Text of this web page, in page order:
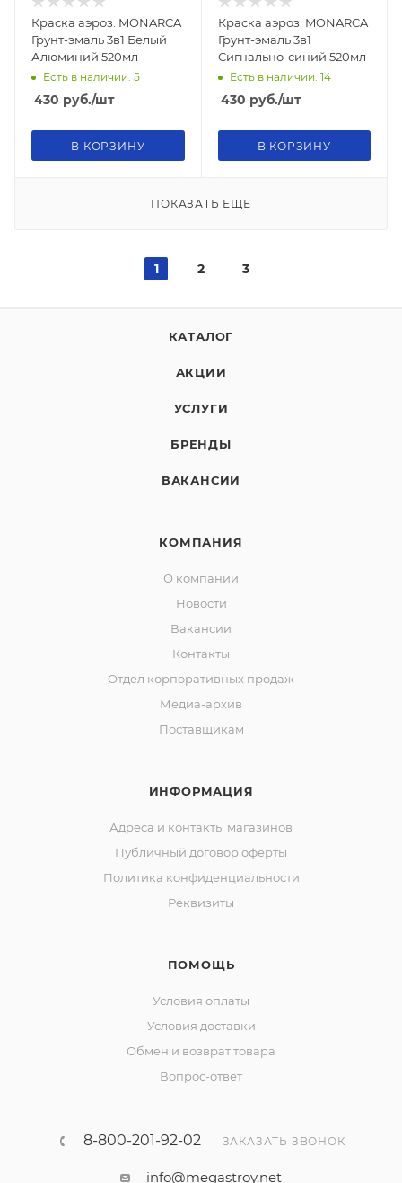
Краска аэроз. MONARCA
Грунт-эмаль 3в1 Белый
Алюминий 520мл
Есть в наличии: 5
430 руб./шт
В КОРЗИНУ
Краска аэроз. MONARCA
Грунт-эмаль 3в1
Сигнально-синий 520мл
Есть в наличии: 14
430 руб./шт
В КОРЗИНУ
ПОКАЗАТЬ ЕЩЕ
1 2 3
КАТАЛОГ
АКЦИИ
УСЛУГИ
БРЕНДЫ
ВАКАНСИИ
КОМПАНИЯ
О компании
Новости
Вакансии
Контакты
Отдел корпоративных продаж
Медиа-архив
Поставщикам
ИНФОРМАЦИЯ
Адреса и контакты магазинов
Публичный договор оферты
Политика конфиденциальности
Реквизиты
ПОМОЩЬ
Условия оплаты
Условия доставки
Обмен и возврат товара
Вопрос-ответ
8-800-201-92-02 ЗАКАЗАТЬ ЗВОНОК
info@megastroy.net